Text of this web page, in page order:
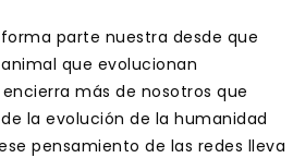
parte nuestra desde que
que evolucionan
más de nosotros que
la evolución de la humanidad
pensamiento de las redes lleva